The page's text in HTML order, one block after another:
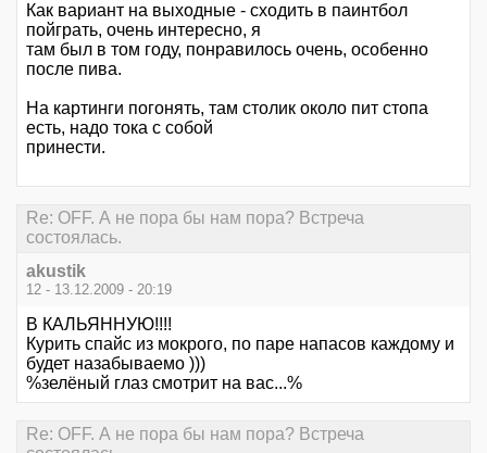
Как вариант на выходные - сходить в паинтбол
пойграть, очень интересно, я
там был в том году, понравилось очень, особенно
после пива.
На картинги погонять, там столик около пит стопа
есть, надо тока с собой
принести.
Re: OFF. А не пора бы нам пора? Встреча
состоялась.
akustik
12 - 13.12.2009 - 20:19
В КАЛЬЯННУЮ!!!!
Курить спайс из мокрого, по паре напасов каждому и
будет назабываемо )))
%зелёный глаз смотрит на вас...%
Re: OFF. А не пора бы нам пора? Встреча